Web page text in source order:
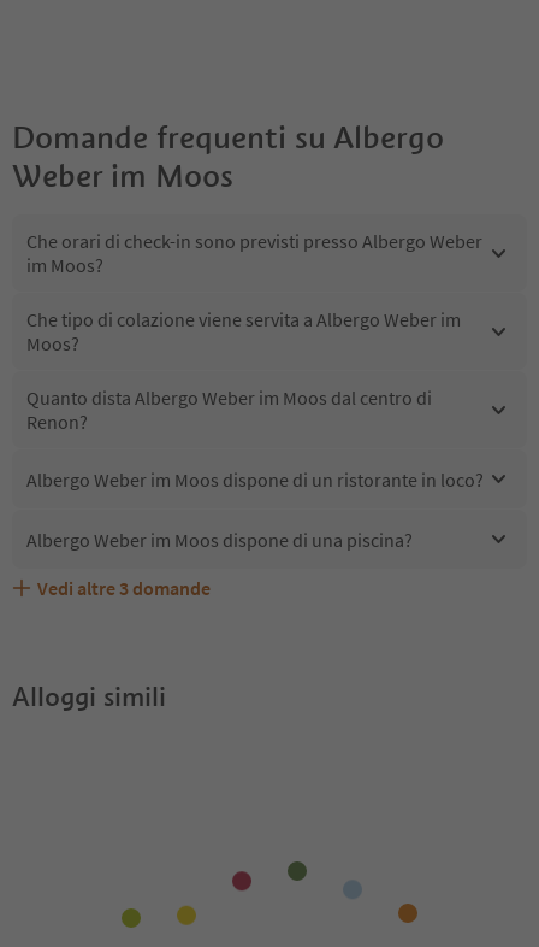
Domande frequenti su Albergo
Weber im Moos
Che orari di check-in sono previsti presso Albergo Weber
im Moos?
Che tipo di colazione viene servita a Albergo Weber im
Moos?
Quanto dista Albergo Weber im Moos dal centro di
Renon?
Albergo Weber im Moos dispone di un ristorante in loco?
Albergo Weber im Moos dispone di una piscina?
Albergo Weber im Moos accetta animali domestici?
Quali servizi/attività sono disponibili presso Albergo
Gli ospiti di Albergo Weber im Moos ricevono l'Alto Adige
Vedi altre 3 domande
Alloggi simili